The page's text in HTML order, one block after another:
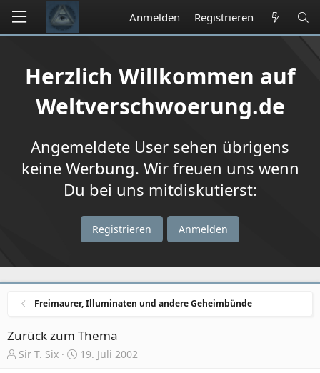
Anmelden Registrieren
Herzlich Willkommen auf
Weltverschwoerung.de
Angemeldete User sehen übrigens
keine Werbung. Wir freuen uns wenn
Du bei uns mitdiskutierst:
Registrieren Anmelden
Freimaurer, Illuminaten und andere Geheimbünde
Zurück zum Thema
E
Sir T. Six
E19. Juli 2002